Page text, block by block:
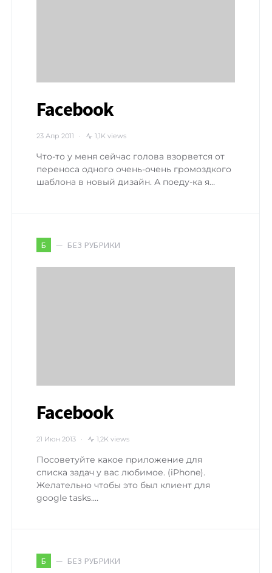
Facebook
23 Апр 2011 1,1K views
Что-то у меня сейчас голова взорвется от
переноса одного очень-очень громоздкого
шаблона в новый дизайн. А поеду-ка я…
Б БЕЗ РУБРИКИ
Facebook
21 Июн 2013 1,2K views
Посоветуйте какое приложение для
списка задач у вас любимое. (iPhone).
Желательно чтобы это был клиент для
google tasks.…
Б БЕЗ РУБРИКИ